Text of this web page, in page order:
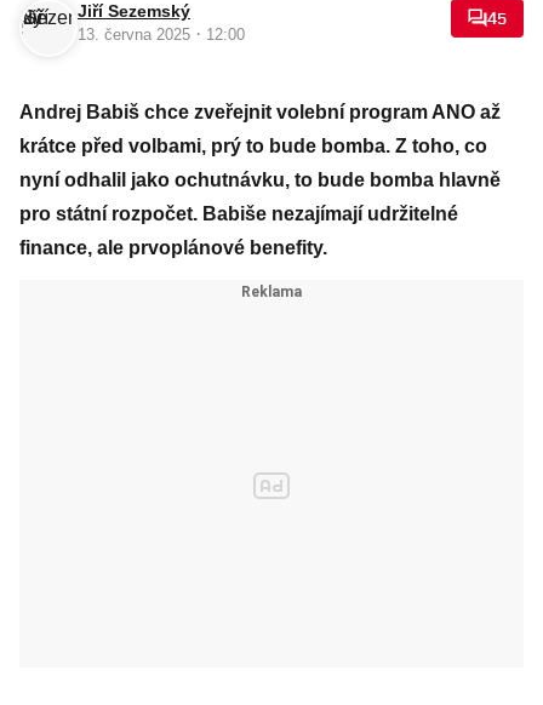
Jiří Sezemský
13. června 2025 · 12:00
45
Andrej Babiš chce zveřejnit volební program ANO až
krátce před volbami, prý to bude bomba. Z toho, co
nyní odhalil jako ochutnávku, to bude bomba hlavně
pro státní rozpočet. Babiše nezajímají udržitelné
finance, ale prvoplánové benefity.